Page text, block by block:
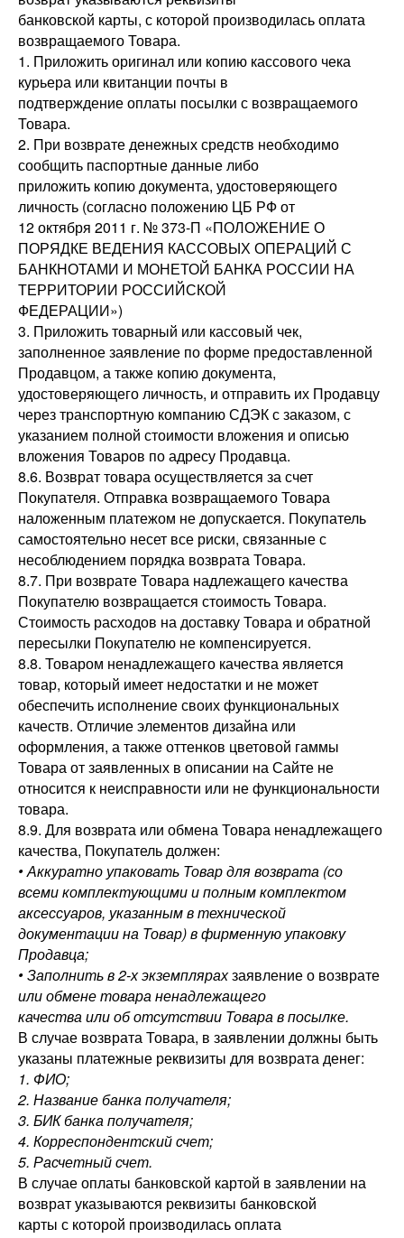
банковской карты, с которой производилась оплата
возвращаемого Товара.
1. Приложить оригинал или копию кассового чека
курьера или квитанции почты в
подтверждение оплаты посылки с возвращаемого
Товара.
2. При возврате денежных средств необходимо
сообщить паспортные данные либо
приложить копию документа, удостоверяющего
личность (согласно положению ЦБ РФ от
12 октября 2011 г. № 373-П «ПОЛОЖЕНИЕ О
ПОРЯДКЕ ВЕДЕНИЯ КАССОВЫХ ОПЕРАЦИЙ С
БАНКНОТАМИ И МОНЕТОЙ БАНКА РОССИИ НА
ТЕРРИТОРИИ РОССИЙСКОЙ
ФЕДЕРАЦИИ»)
3. Приложить товарный или кассовый чек,
заполненное заявление по форме предоставленной
Продавцом, а также копию документа,
удостоверяющего личность, и отправить их Продавцу
через транспортную компанию СДЭК с заказом, с
указанием полной стоимости вложения и описью
вложения Товаров по адресу Продавца.
8.6. Возврат товара осуществляется за счет
Покупателя. Отправка возвращаемого Товара
наложенным платежом не допускается. Покупатель
самостоятельно несет все риски, связанные с
несоблюдением порядка возврата Товара.
8.7. При возврате Товара надлежащего качества
Покупателю возвращается стоимость Товара.
Стоимость расходов на доставку Товара и обратной
пересылки Покупателю не компенсируется.
8.8. Товаром ненадлежащего качества является
товар, который имеет недостатки и не может
обеспечить исполнение своих функциональных
качеств. Отличие элементов дизайна или
оформления, а также оттенков цветовой гаммы
Товара от заявленных в описании на Сайте не
относится к неисправности или не функциональности
товара.
8.9. Для возврата или обмена Товара ненадлежащего
качества, Покупатель должен:
• Аккуратно упаковать Товар для возврата (со
всеми комплектующими и полным комплектом
аксессуаров, указанным в технической
документации на Товар) в фирменную упаковку
Продавца;
• Заполнить в 2-х экземплярахзаявление о возврате
или обмене товара ненадлежащего
качества или об отсутствии Товара в посылке.
В случае возврата Товара, в заявлении должны быть
указаны платежные реквизиты для возврата денег:
1. ФИО;
2. Название банка получателя;
3. БИК банка получателя;
4. Корреспондентский счет;
5. Расчетный счет.
В случае оплаты банковской картой в заявлении на
возврат указываются реквизиты банковской
карты с которой производилась оплата